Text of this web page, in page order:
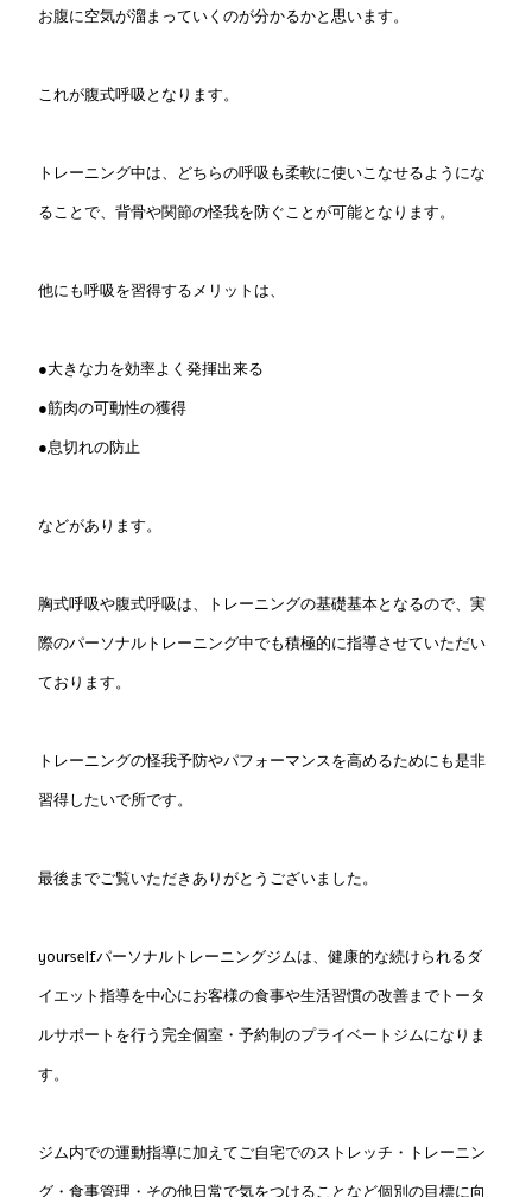
お腹に空気が溜まっていくのが分かるかと思います。
これが腹式呼吸となります。
トレーニング中は、どちらの呼吸も柔軟に使いこなせるようにな
ることで、背骨や関節の怪我を防ぐことが可能となります。
他にも呼吸を習得するメリットは、
●大きな力を効率よく発揮出来る
●筋肉の可動性の獲得
●息切れの防止
などがあります。
胸式呼吸や腹式呼吸は、トレーニングの基礎基本となるので、実
際のパーソナルトレーニング中でも積極的に指導させていただい
ております。
トレーニングの怪我予防やパフォーマンスを高めるためにも是非
習得したいで所です。
最後までご覧いただきありがとうございました。
yourselfパーソナルトレーニングジムは、健康的な続けられるダ
イエット指導を中心にお客様の食事や生活習慣の改善までトータ
ルサポートを行う完全個室・予約制のプライベートジムになりま
す。
ジム内での運動指導に加えてご自宅でのストレッチ・トレーニン
グ・食事管理・その他日常で気をつけることなど個別の目標に向